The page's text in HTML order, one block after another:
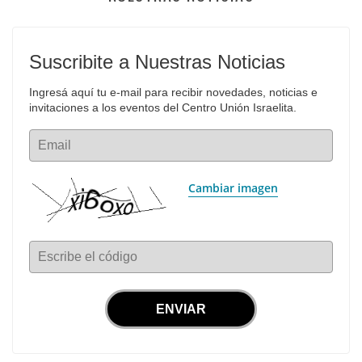
Suscribite a Nuestras Noticias
Ingresá aquí tu e-mail para recibir novedades, noticias e
invitaciones a los eventos del Centro Unión Israelita.
Email
Cambiar imagen
Escribe el código